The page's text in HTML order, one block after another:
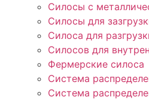
Силосы с
Силосы для
Силоса для
Силосов для
Фермерские силоса
Система
Система